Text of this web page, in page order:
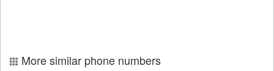
More similar phone numbers